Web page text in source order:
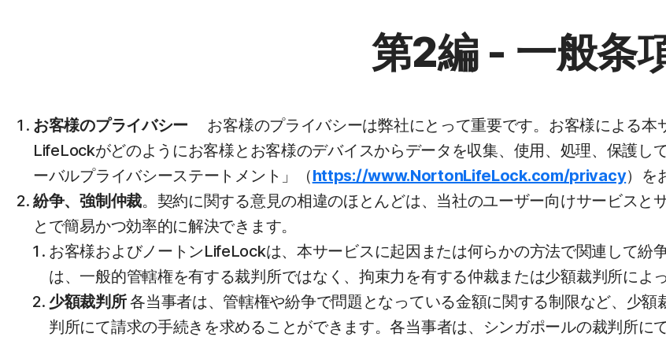
第2編 - 一般条
お客様のプライバシー
お客様のプライバシーは弊社にとって重要です。お客様による
LifeLockがどのようにお客様とお客様のデバイスからデータを収集、使用、処理、保護し
ーバルプライバシーステートメント」（https://www.NortonLifeLock.com/privacy）を
紛争、強制仲裁。契約に関する意見の相違のほとんどは、当社のユーザー向けサービスと
とで簡易かつ効率的に解決できます。
お客様およびノートンLifeLockは、本サービスに起因または何らかの方法で関連して紛
は、一般的管轄権を有する裁判所ではなく、拘束力を有する仲裁または少額裁判所によ
少額裁判所各当事者は、管轄権や紛争で問題となっている金額に関する制限など、少
判所にて請求の手続きを求めることができます。各当事者は、シンガポールの裁判所に